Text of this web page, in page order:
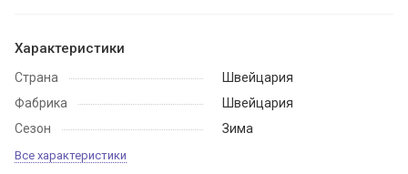
Характеристики
Страна
Швейцария
Фабрика
Швейцария
Сезон
Зима
Все характеристики